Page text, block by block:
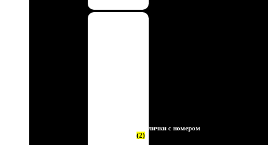
Таблички с номером
(2)